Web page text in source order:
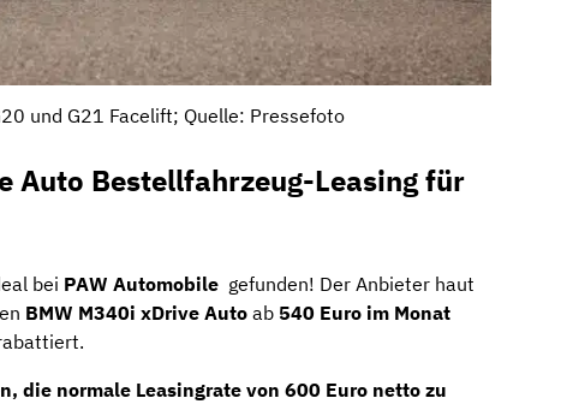
und G21 Facelift; Quelle: Pressefoto
Auto Bestellfahrzeug-Leasing für
bei PAW Automobile gefunden! Der Anbieter haut
BMW M340i xDrive Auto ab 540 Euro im Monat
die normale Leasingrate von 600 Euro netto zu